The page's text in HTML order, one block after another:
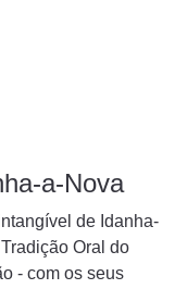
a-Nova
de Idanha-
Oral do
- com os seus